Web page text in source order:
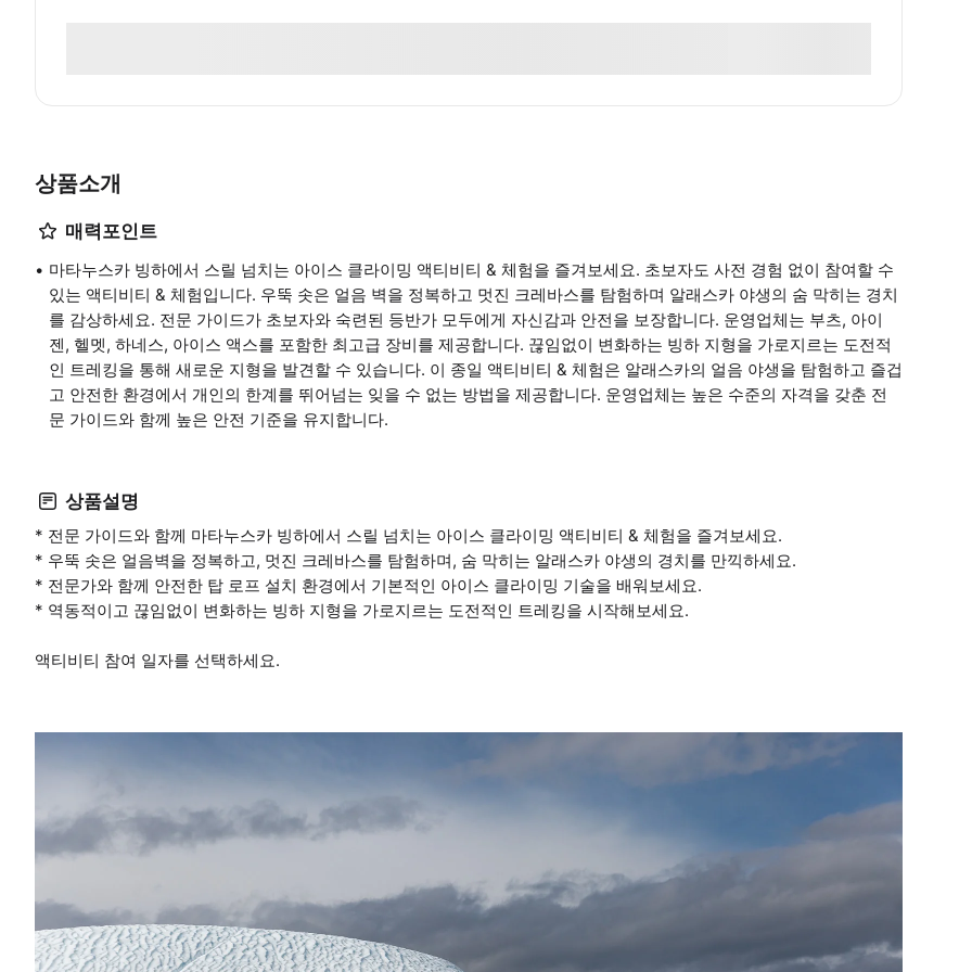
상품소개
매력포인트
마타누스카 빙하에서 스릴 넘치는 아이스 클라이밍 액티비티 & 체험을 즐겨보세요. 초보자도 사전 경험 없이 참여할 수
있는 액티비티 & 체험입니다. 우뚝 솟은 얼음 벽을 정복하고 멋진 크레바스를 탐험하며 알래스카 야생의 숨 막히는 경치
를 감상하세요. 전문 가이드가 초보자와 숙련된 등반가 모두에게 자신감과 안전을 보장합니다. 운영업체는 부츠, 아이
젠, 헬멧, 하네스, 아이스 액스를 포함한 최고급 장비를 제공합니다. 끊임없이 변화하는 빙하 지형을 가로지르는 도전적
인 트레킹을 통해 새로운 지형을 발견할 수 있습니다. 이 종일 액티비티 & 체험은 알래스카의 얼음 야생을 탐험하고 즐겁
고 안전한 환경에서 개인의 한계를 뛰어넘는 잊을 수 없는 방법을 제공합니다. 운영업체는 높은 수준의 자격을 갖춘 전
문 가이드와 함께 높은 안전 기준을 유지합니다.
상품설명
* 전문 가이드와 함께 마타누스카 빙하에서 스릴 넘치는 아이스 클라이밍 액티비티 & 체험을 즐겨보세요.
* 우뚝 솟은 얼음벽을 정복하고, 멋진 크레바스를 탐험하며, 숨 막히는 알래스카 야생의 경치를 만끽하세요.
* 전문가와 함께 안전한 탑 로프 설치 환경에서 기본적인 아이스 클라이밍 기술을 배워보세요.
* 역동적이고 끊임없이 변화하는 빙하 지형을 가로지르는 도전적인 트레킹을 시작해보세요.
액티비티 참여 일자를 선택하세요.